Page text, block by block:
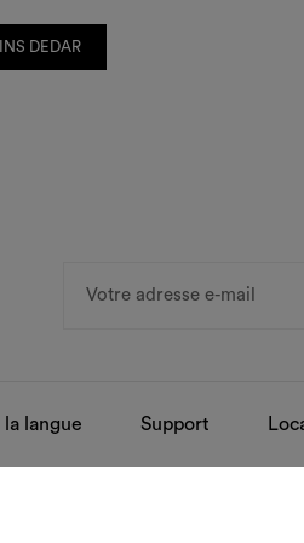
DEDAR
langue Support